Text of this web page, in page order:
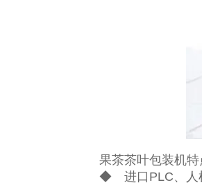
果茶茶叶包装机特
◆ 进口PLC、人